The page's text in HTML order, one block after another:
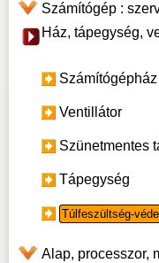
Számítógép :
Ház, tápegység,
Számítógépház
Ventillátor
Szünetmentes
Tápegység
Túlfeszültség-
Alap, processzor,